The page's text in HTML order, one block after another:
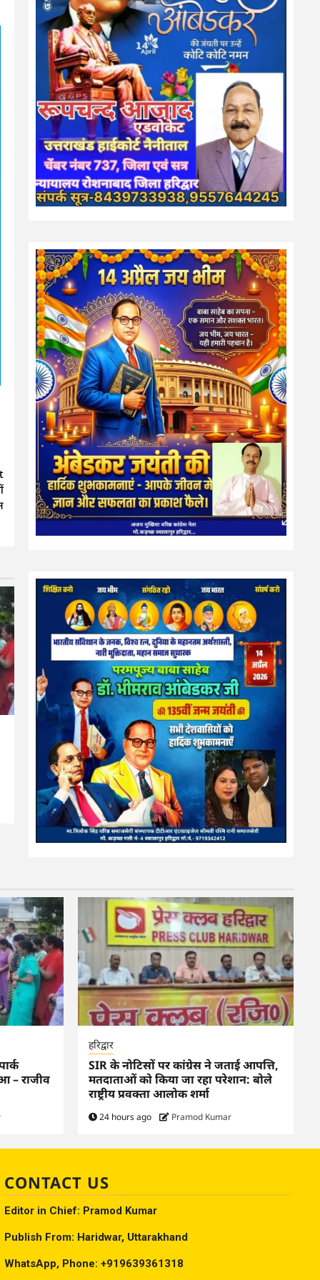
– राजीव
हरिद्वार
SIR के नोटिसों पर कांग्रेस ने जताई आपत्ति,
मतदाताओं को किया जा रहा परेशान: बोले
राष्ट्रीय प्रवक्ता आलोक शर्मा
24 hours ago Pramod Kumar
CONTACT US
Editor in Chief: Pramod Kumar
Publish From: Haridwar, Uttarakhand
WhatsApp, Phone: +919639361318